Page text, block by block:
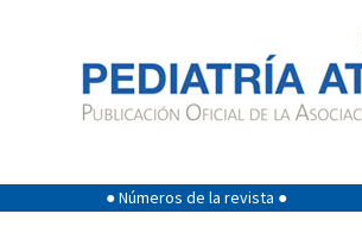
● Números de la revista ●